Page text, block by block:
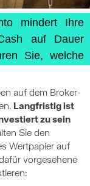
mindert Ihre
auf Dauer
Sie, welche
auf dem Broker-
Langfristig ist
zu sein
Sie den
Wertpapier auf
vorgesehene